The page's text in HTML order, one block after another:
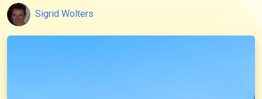
Sigrid Wolters